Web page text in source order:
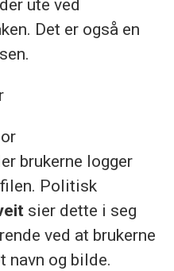
ute ved
Det er også en
brukerne logger
Politisk
sier dette i seg
ved at brukerne
navn og bilde.